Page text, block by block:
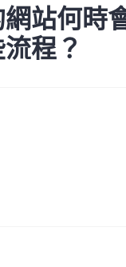
站何時
程？